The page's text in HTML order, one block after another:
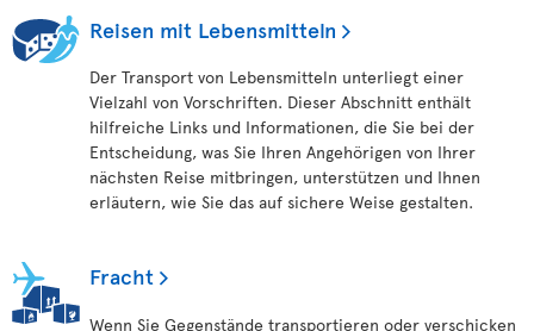
Reisen mit Lebensmitteln
Der Transport von Lebensmitteln unterliegt einer
Vielzahl von Vorschriften. Dieser Abschnitt enthält
hilfreiche Links und Informationen, die Sie bei der
Entscheidung, was Sie Ihren Angehörigen von Ihrer
nächsten Reise mitbringen, unterstützen und Ihnen
erläutern, wie Sie das auf sichere Weise gestalten.
Fracht
Wenn Sie Gegenstände transportieren oder verschicken